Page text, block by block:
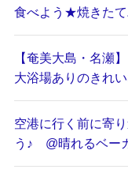
食べよう★焼きた
【奄美大島・名
大浴場ありのきれ
空港に行く前に寄
う♪ @晴れるベー